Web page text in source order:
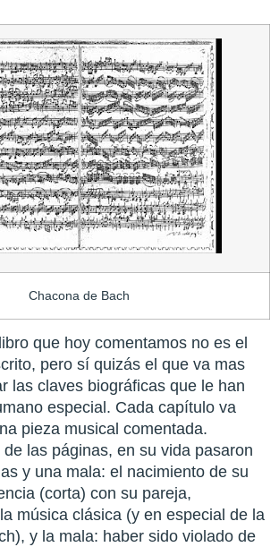
Chacona de Bach
que hoy comentamos no es el
pero sí quizás el que va mas
las claves biográficas que le han
especial. Cada capítulo va
pieza musical comentada.
las páginas, en su vida pasaron
y una mala: el nacimiento de su
(corta) con su pareja,
música clásica (y en especial de la
y la mala: haber sido violado de